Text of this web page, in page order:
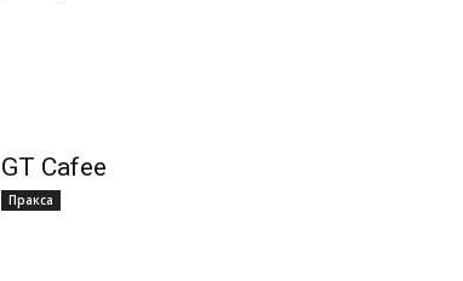
GT Cafee
Пракса